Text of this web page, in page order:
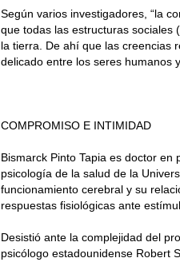
Según varios investigadores, “la
que todas las estructuras sociales
la tierra. De ahí que las creencias
delicado entre los seres humanos
COMPROMISO E INTIMIDAD
Bismarck Pinto Tapia es doctor
psicología de la salud de la
funcionamiento cerebral y su
respuestas fisiológicas ante
Desistió ante la complejidad del
psicólogo estadounidense Robert